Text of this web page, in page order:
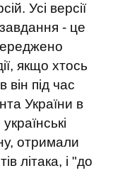
Усі версії
- це
якщо хтось
під час
України в
отримали
літака, і "до